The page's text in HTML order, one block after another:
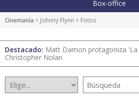
Box-office
Cinemanía > Johnny Flynn > Fotos
Destacado: Matt Damon protagoniza 'La
Christopher Nolan